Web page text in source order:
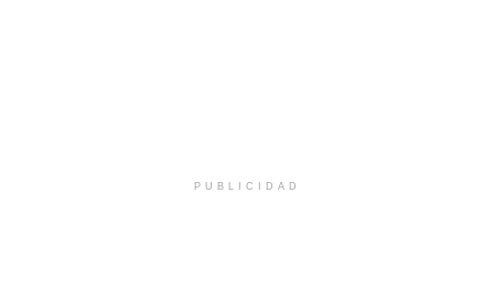
PUBLICIDAD